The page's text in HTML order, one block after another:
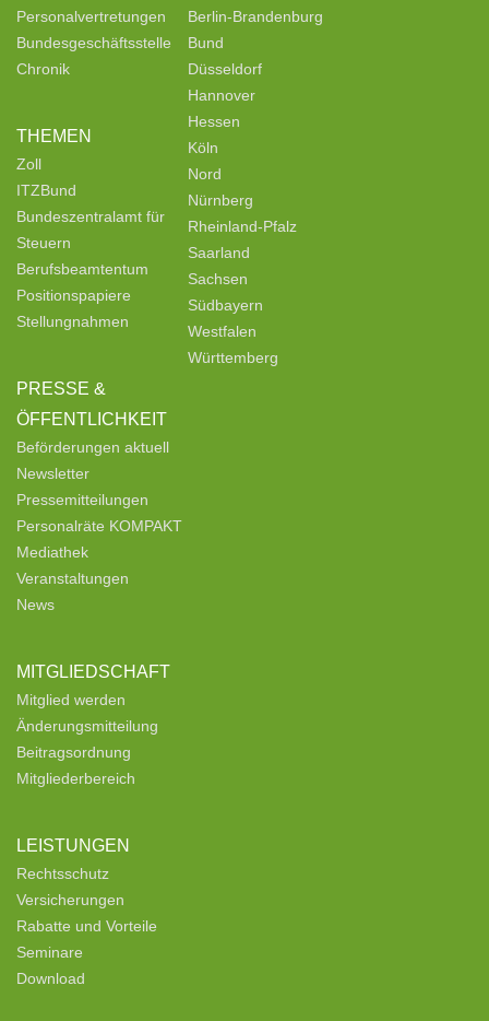
Personalvertretungen
Bundesgeschäftsstelle
Chronik
THEMEN
Zoll
ITZBund
Bundeszentralamt für
Steuern
Berufsbeamtentum
Positionspapiere
Stellungnahmen
PRESSE &
ÖFFENTLICHKEIT
Beförderungen aktuell
Newsletter
Pressemitteilungen
Personalräte KOMPAKT
Mediathek
Veranstaltungen
News
MITGLIEDSCHAFT
Mitglied werden
Änderungsmitteilung
Beitragsordnung
Mitgliederbereich
LEISTUNGEN
Rechtsschutz
Versicherungen
Rabatte und Vorteile
Seminare
Download
Berlin-Brandenburg
Bund
Düsseldorf
Hannover
Hessen
Köln
Nord
Nürnberg
Rheinland-Pfalz
Saarland
Sachsen
Südbayern
Westfalen
Württemberg